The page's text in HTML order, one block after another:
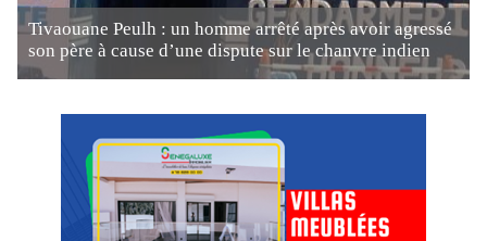
Tivaouane Peulh : un homme arrêté après avoir agressé
son père à cause d’une dispute sur le chanvre indien